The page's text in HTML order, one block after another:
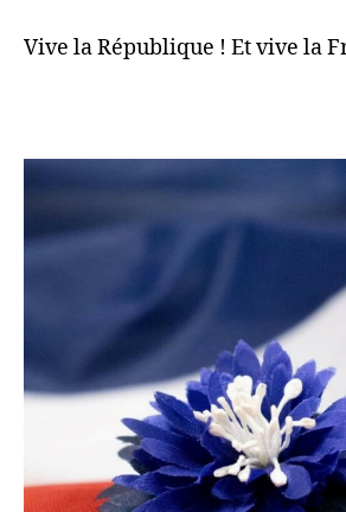
Vive la République ! Et vive la